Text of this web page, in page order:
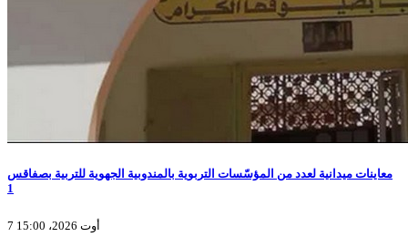
معاينات ميدانية لعدد من المؤسّسات التربوية بالمندوبية الجهوية للتربية بصفاقس
1
7 أوت 2026، 15:00